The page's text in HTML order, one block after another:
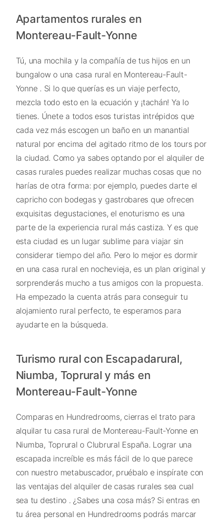
Apartamentos rurales en
Montereau-Fault-Yonne
Tú, una mochila y la compañía de tus hijos en un
bungalow o una casa rural en Montereau-Fault-
Yonne . Si lo que querías es un viaje perfecto,
mezcla todo esto en la ecuación y ¡tachán! Ya lo
tienes. Únete a todos esos turistas intrépidos que
cada vez más escogen un baño en un manantial
natural por encima del agitado ritmo de los tours por
la ciudad. Como ya sabes optando por el alquiler de
casas rurales puedes realizar muchas cosas que no
harías de otra forma: por ejemplo, puedes darte el
capricho con bodegas y gastrobares que ofrecen
exquisitas degustaciones, el enoturismo es una
parte de la experiencia rural más castiza. Y es que
esta ciudad es un lugar sublime para viajar sin
considerar tiempo del año. Pero lo mejor es dormir
en una casa rural en nochevieja, es un plan original y
sorprenderás mucho a tus amigos con la propuesta.
Ha empezado la cuenta atrás para conseguir tu
alojamiento rural perfecto, te esperamos para
ayudarte en la búsqueda.
Turismo rural con Escapadarural,
Niumba, Toprural y más en
Montereau-Fault-Yonne
Comparas en Hundredrooms, cierras el trato para
alquilar tu casa rural de Montereau-Fault-Yonne en
Niumba, Toprural o Clubrural España. Lograr una
escapada increíble es más fácil de lo que parece
con nuestro metabuscador, pruébalo e inspírate con
las ventajas del alquiler de casas rurales sea cual
sea tu destino . ¿Sabes una cosa más? Si entras en
tu área personal en Hundredrooms podrás marcar